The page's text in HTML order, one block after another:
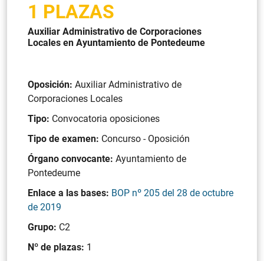
1 PLAZAS
Auxiliar Administrativo de Corporaciones
Locales en Ayuntamiento de Pontedeume
Oposición: Auxiliar Administrativo de
Corporaciones Locales
Tipo: Convocatoria oposiciones
Tipo de examen: Concurso - Oposición
Órgano convocante: Ayuntamiento de
Pontedeume
Enlace a las bases: BOP nº 205 del 28 de octubre
de 2019
Grupo: C2
Nº de plazas: 1